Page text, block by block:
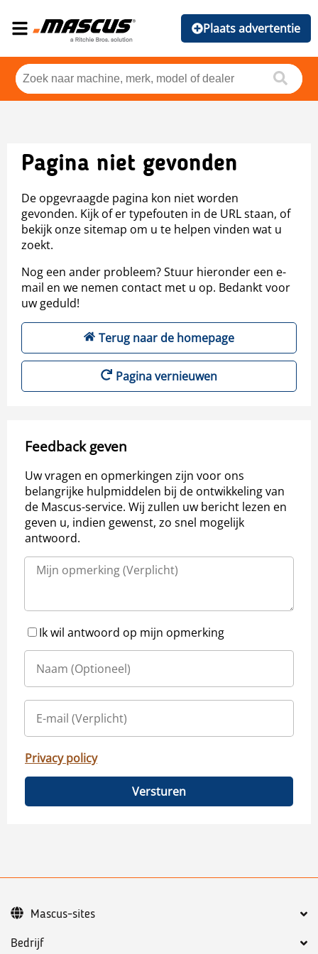
Plaats advertentie
Pagina niet gevonden
De opgevraagde pagina kon niet worden
gevonden. Kijk of er typefouten in de URL staan, of
bekijk onze sitemap om u te helpen vinden wat u
zoekt.
Nog een ander probleem? Stuur hieronder een e-
mail en we nemen contact met u op. Bedankt voor
uw geduld!
Terug naar de homepage
Pagina vernieuwen
Feedback geven
Uw vragen en opmerkingen zijn voor ons
belangrijke hulpmiddelen bij de ontwikkeling van
de Mascus-service. Wij zullen uw bericht lezen en
geven u, indien gewenst, zo snel mogelijk
antwoord.
Ik wil antwoord op mijn opmerking
Privacy policy
Versturen
Bedrijf
Mascus-sites